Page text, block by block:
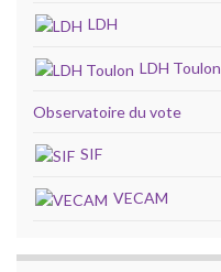
LDH
LDH Toulon
Observatoire du vote
SIF
VECAM